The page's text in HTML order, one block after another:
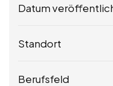
Datum
Standort
Berufsfeld